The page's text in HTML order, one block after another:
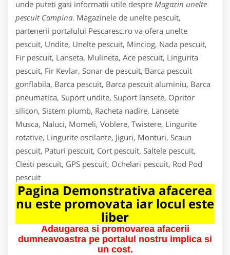
unde puteti gasi informatii utile despre Magazin unelte
pescuit Campina. Magazinele de unelte pescuit,
partenerii portalului Pescaresc.ro va ofera unelte
pescuit, Undite, Unelte pescuit, Minciog, Nada pescuit,
Fir pescuit, Lanseta, Mulineta, Ace pescuit, Lingurita
pescuit, Fir Kevlar, Sonar de pescuit, Barca pescuit
gonflabila, Barca pescuit, Barca pescuit aluminiu, Barca
pneumatica, Suport undite, Suport lansete, Opritor
silicon, Sistem plumb, Racheta nadire, Lansete
Musca, Naluci, Momeli, Voblere, Twistere, Lingurite
rotative, Lingurite oscilante, Jiguri, Monturi, Scaun
pescuit, Paturi pescuit, Cort pescuit, Saltele pescuit,
Clesti pescuit, GPS pescuit, Ochelari pescuit, Rod Pod
pescuit
Pagina Demonstrativa afacerea
nu este promovata iar locul este
liber
Adaugarea si promovarea afacerii
dumneavoastra pe portalul nostru implica si
un cost.